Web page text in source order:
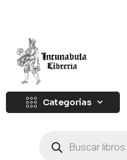
Categorías